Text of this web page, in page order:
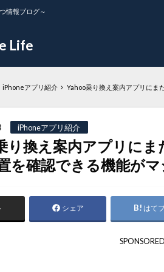
Life
情報ブログ～
iPhoneアプリ紹介 Yahoo乗り換え案内アプリにま
iPhoneアプリ紹介
り換え案内アプリに
を確認できる機能がマ
シェア はて